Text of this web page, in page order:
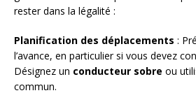
rester dans la légalité :
Planification des déplacements :
l’avance, en particulier si vous devez
Désignez un conducteur sobre ou
commun.